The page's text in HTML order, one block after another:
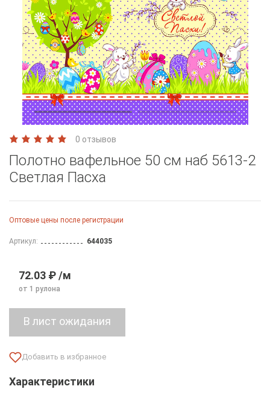
0 отзывов
Полотно вафельное 50 см наб 5613-2
Светлая Пасха
Оптовые цены после регистрации
Артикул: 644035
72.03 ₽ /м
от 1 рулона
Характеристики